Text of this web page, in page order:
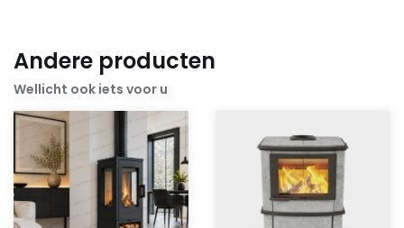
Andere producten
Wellicht ook iets voor u